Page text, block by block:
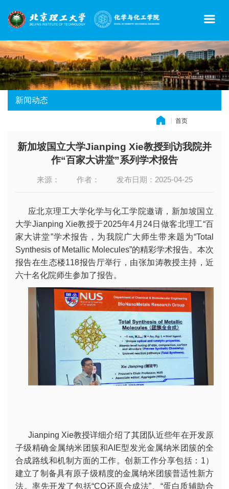
新闻动态
首页
新加坡国立大学Jianping Xie教授到访我院并
作“百家大讲堂”系列学术报告
来源： 作者： 发布日期：2025-04-25
应北京理工大学化学与化工学院邀请，新加坡国立
大学Jianping Xie教授于2025年4月24日做客北理工“百
家大讲堂”学术报告，为我院广大师生带来题为“Total
Synthesis of Metallic Molecules”的精彩学术报告。本次
报告在生态楼118报告厅举行，由张加涛教授主持，近
六十名化院师生参加了报告。
Jianping Xie教授详细介绍了其团队近些年在开发原
子级精确金属纳米团簇和AIE型发光金属纳米团簇的全
合成路线和机制方面的工作。创新工作分享包括：1）
建立了制备具有原子级精度的金属纳米团簇普适性新方
法。率先开发了包括“CO还原合成法”、“蛋白质辅助合